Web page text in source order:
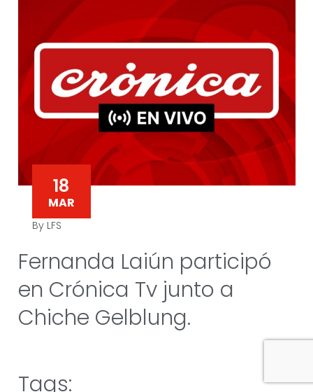
18
MAR
By LFS
Fernanda Laiún participó
en Crónica Tv junto a
Chiche Gelblung.
Tags: